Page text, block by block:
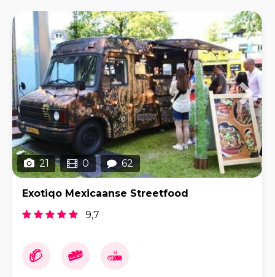
21 0 62
Exotiqo Mexicaanse Streetfood
9,7